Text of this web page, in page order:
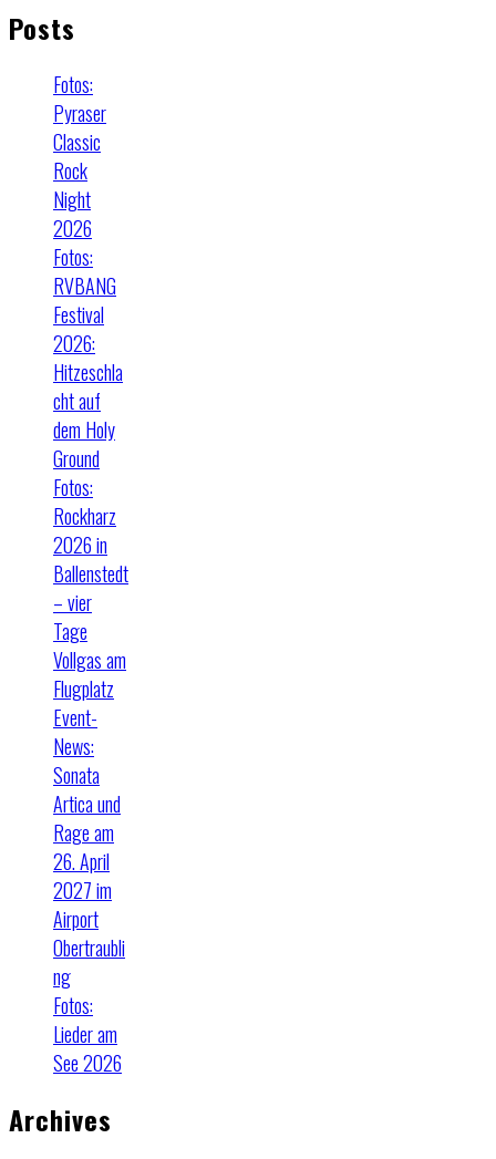
Posts
Fotos:
Pyraser
Classic
Rock
Night
2026
Fotos:
RVBANG
Festival
2026:
Hitzeschla
cht auf
dem Holy
Ground
Fotos:
Rockharz
2026 in
Ballenstedt
– vier
Tage
Vollgas am
Flugplatz
Event-
News:
Sonata
Artica und
Rage am
26. April
2027 im
Airport
Obertraubli
ng
Fotos:
Lieder am
See 2026
Archives